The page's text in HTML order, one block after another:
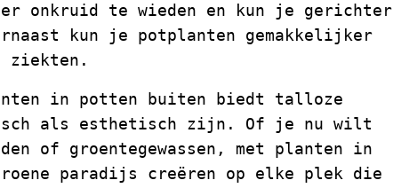
onkruid te wieden en kun je gerichter
kun je potplanten gemakkelijker
ziekten.
in potten buiten biedt talloze
als esthetisch zijn. Of je nu wilt
of groentegewassen, met planten in
paradijs creëren op elke plek die